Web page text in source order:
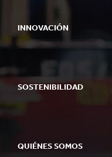
INNOVACIÓN
SOSTENIBILIDAD
QUIÉNES SOMOS